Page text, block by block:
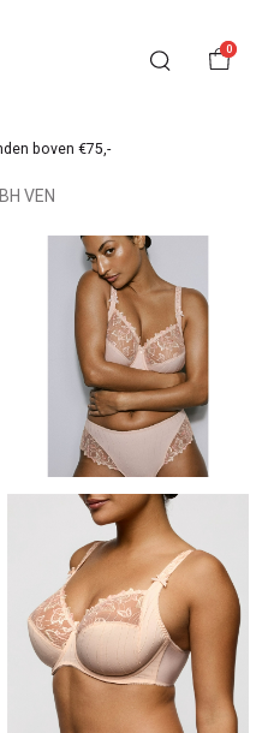
0
boven €75,-
VEN